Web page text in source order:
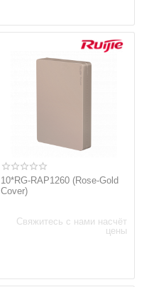
10*RG-RAP1260 (Rose-Gold
Cover)
Свяжитесь с нами насчёт
цены